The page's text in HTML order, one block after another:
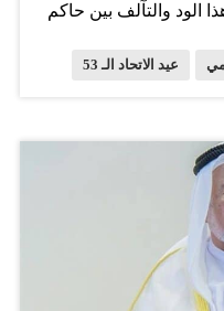
الود والتآلف بين حاكم
عيد الاتحاد الـ 53